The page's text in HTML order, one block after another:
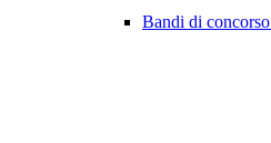
Bandi di concorso